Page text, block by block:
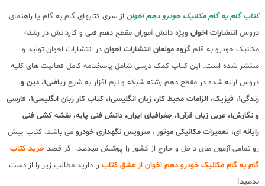
کتاب گام به گام مکانیک خودرو دهم اخوان از سری کتابهای گام به گام یا راهنمای
دروس انتشارات اخوان ویژه دانش آموزان مقطع دهم فنی و کاردانش در رشته
مکانیک خودرو به قلم گروه مولفان انتشارات اخوان در انتشارات اخوان تولید و
منتشر شده است. این کتاب کمک درسی شامل پاسخنامه کامل فعالیت های کلیه
دروس ارائه شده در مقطع دهم رشته شبکه و نرم افزار به شرح
ریاضی1، دین و
زندگی1، فیزیک، الزامات محیط کار، زبان انگلیسی1، کتاب کار زبان انگلیسی1، فارسی
و نگارش1، عربی زبان قرآن1، جغرافیای ایران، دانش فنی پایه، نقشه کشی فنی
رایانه ای، تعمیرات مکانیکی موتور ، سرویس نگهداری خودرو می باشد. کتاب پیش
رو تمامی آزمون های داخل و خارج از کشور را پوشش میدهد. اگر قصد خرید کتاب
گام به گام مکانیک خودرو دهم اخوان از عشق کتاب را دارید مطالب زیر را از دست
ندهید!